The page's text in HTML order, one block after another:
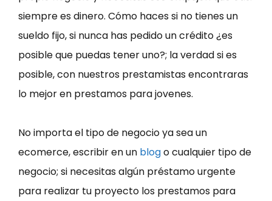
siempre es dinero. Cómo haces si no tienes un
sueldo fijo, si nunca has pedido un crédito ¿es
posible que puedas tener uno?; la verdad si es
posible, con nuestros prestamistas encontraras
lo mejor en prestamos para jovenes.
No importa el tipo de negocio ya sea un
ecomerce, escribir en un blogo cualquier tipo de
negocio; si necesitas algún préstamo urgente
para realizar tu proyecto los prestamos para